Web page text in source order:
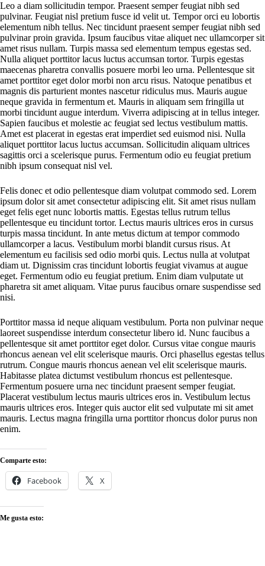
Leo a diam sollicitudin tempor. Praesent semper feugiat nibh sed
pulvinar. Feugiat nisl pretium fusce id velit ut. Tempor orci eu lobortis
elementum nibh tellus. Nec tincidunt praesent semper feugiat nibh sed
pulvinar proin gravida. Ipsum faucibus vitae aliquet nec ullamcorper sit
amet risus nullam. Turpis massa sed elementum tempus egestas sed.
Nulla aliquet porttitor lacus luctus accumsan tortor. Turpis egestas
maecenas pharetra convallis posuere morbi leo urna. Pellentesque sit
amet porttitor eget dolor morbi non arcu risus. Natoque penatibus et
magnis dis parturient montes nascetur ridiculus mus. Mauris augue
neque gravida in fermentum et. Mauris in aliquam sem fringilla ut
morbi tincidunt augue interdum. Viverra adipiscing at in tellus integer.
Sapien faucibus et molestie ac feugiat sed lectus vestibulum mattis.
Amet est placerat in egestas erat imperdiet sed euismod nisi. Nulla
aliquet porttitor lacus luctus accumsan. Sollicitudin aliquam ultrices
sagittis orci a scelerisque purus. Fermentum odio eu feugiat pretium
nibh ipsum consequat nisl vel.
Felis donec et odio pellentesque diam volutpat commodo sed. Lorem
ipsum dolor sit amet consectetur adipiscing elit. Sit amet risus nullam
eget felis eget nunc lobortis mattis. Egestas tellus rutrum tellus
pellentesque eu tincidunt tortor. Lectus mauris ultrices eros in cursus
turpis massa tincidunt. In ante metus dictum at tempor commodo
ullamcorper a lacus. Vestibulum morbi blandit cursus risus. At
elementum eu facilisis sed odio morbi quis. Lectus nulla at volutpat
diam ut. Dignissim cras tincidunt lobortis feugiat vivamus at augue
eget. Fermentum odio eu feugiat pretium. Enim diam vulputate ut
pharetra sit amet aliquam. Vitae purus faucibus ornare suspendisse sed
nisi.
Porttitor massa id neque aliquam vestibulum. Porta non pulvinar neque
laoreet suspendisse interdum consectetur libero id. Nunc faucibus a
pellentesque sit amet porttitor eget dolor. Cursus vitae congue mauris
rhoncus aenean vel elit scelerisque mauris. Orci phasellus egestas tellus
rutrum. Congue mauris rhoncus aenean vel elit scelerisque mauris.
Habitasse platea dictumst vestibulum rhoncus est pellentesque.
Fermentum posuere urna nec tincidunt praesent semper feugiat.
Placerat vestibulum lectus mauris ultrices eros in. Vestibulum lectus
mauris ultrices eros. Integer quis auctor elit sed vulputate mi sit amet
mauris. Lectus magna fringilla urna porttitor rhoncus dolor purus non
enim.
Comparte esto:
Facebook X
Me gusta esto: